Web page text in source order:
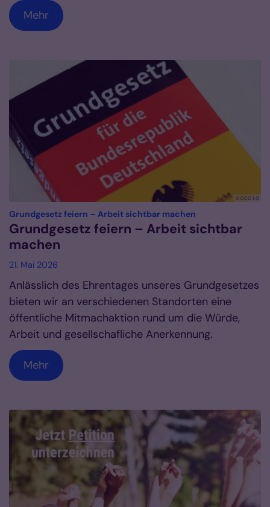
Mehr
© CCO 1.0
Grundgesetz feiern – Arbeit sichtbar machen
Grundgesetz feiern – Arbeit sichtbar
machen
21. Mai 2026
Anlässlich des Ehrentages unseres Grundgesetzes
bieten wir an verschiedenen Standorten eine
öffentliche Mitmachaktion rund um die Würde,
Arbeit und gesellschafliche Anerkennung.
Mehr